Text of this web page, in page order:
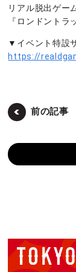
リアル脱出ゲー
『ロンドントラ
▼イベント特設
https://
前の記事